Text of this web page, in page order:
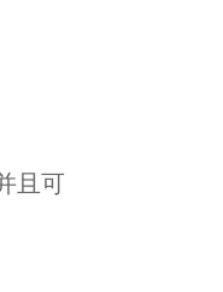
且可